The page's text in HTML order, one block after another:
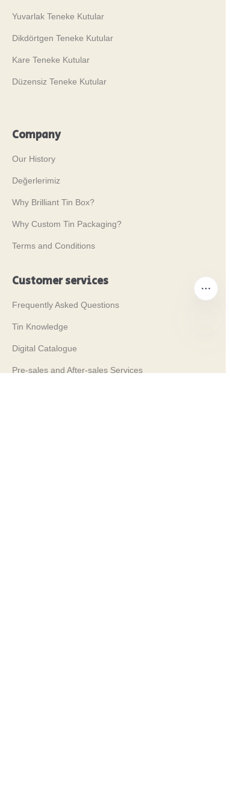
Yuvarlak Teneke Kutular
Dikdörtgen Teneke Kutular
Kare Teneke Kutular
Düzensiz Teneke Kutular
Company
Our History
Değerlerimiz
Why Brilliant Tin Box?
Why Custom Tin Packaging?
Terms and Conditions
Customer services
Frequently Asked Questions
Tin Knowledge
Digital Catalogue
Pre-sales and After-sales Services
TR